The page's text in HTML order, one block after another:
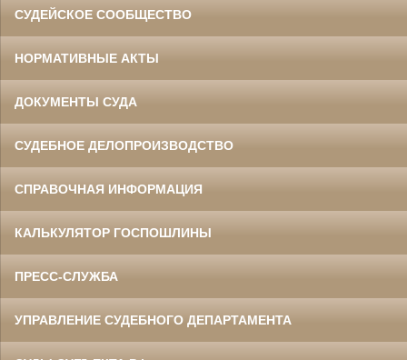
СУДЕЙСКОЕ СООБЩЕСТВО
НОРМАТИВНЫЕ АКТЫ
ДОКУМЕНТЫ СУДА
СУДЕБНОЕ ДЕЛОПРОИЗВОДСТВО
СПРАВОЧНАЯ ИНФОРМАЦИЯ
КАЛЬКУЛЯТОР ГОСПОШЛИНЫ
ПРЕСС-СЛУЖБА
УПРАВЛЕНИЕ СУДЕБНОГО ДЕПАРТАМЕНТА